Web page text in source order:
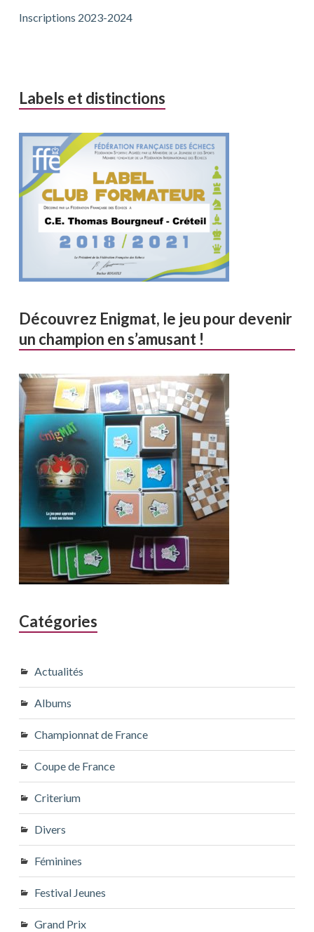
Inscriptions 2023-2024
Labels et distinctions
Découvrez Enigmat, le jeu pour devenir
un champion en s’amusant !
Catégories
Actualités
Albums
Championnat de France
Coupe de France
Criterium
Divers
Féminines
Festival Jeunes
Grand Prix